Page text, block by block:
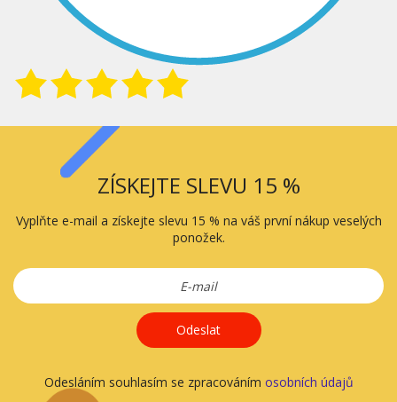
ZÍSKEJTE SLEVU 15 %
Vyplňte e-mail a získejte slevu 15 % na váš první nákup veselých
ponožek.
Odeslat
Odesláním souhlasím se zpracováním osobních údajů